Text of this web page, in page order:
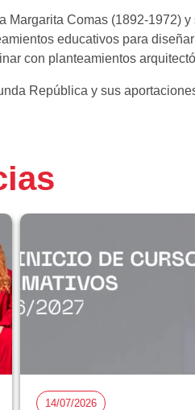
Margarita Comas (1892-
educativos para
con planteamientos
República y sus
14/07/2026